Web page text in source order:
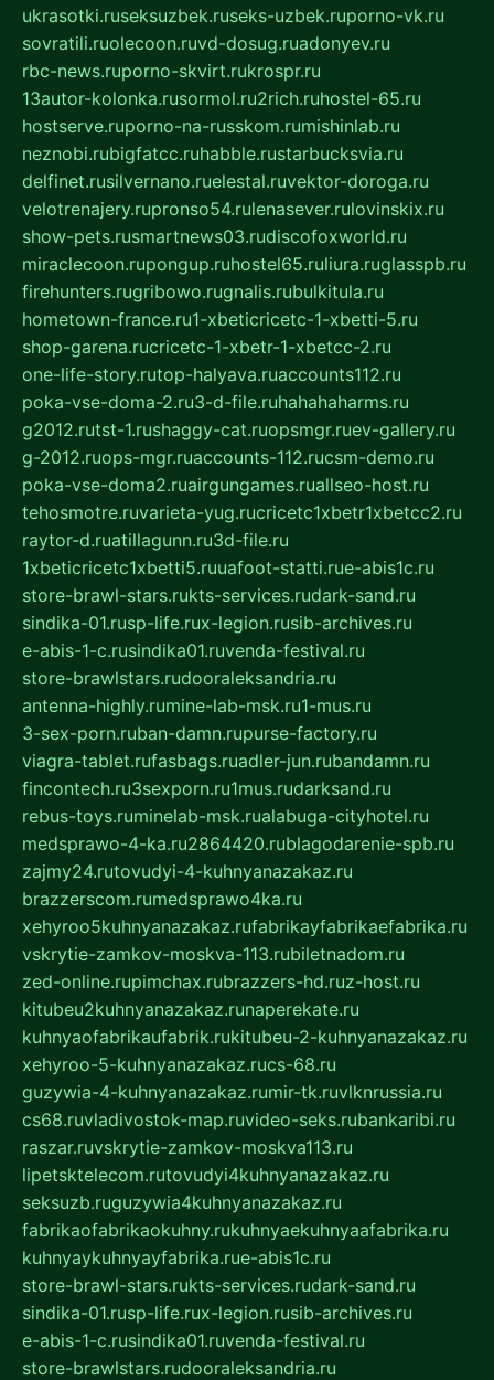
ukrasotki.ruseksuzbek.ruseks-uzbek.ruporno-vk.ru
sovratili.ruolecoon.ruvd-dosug.ruadonyev.ru
rbc-news.ruporno-skvirt.rukrospr.ru
13autor-kolonka.rusormol.ru2rich.ruhostel-65.ru
hostserve.ruporno-na-russkom.rumishinlab.ru
neznobi.rubigfatcc.ruhabble.rustarbucksvia.ru
delfinet.rusilvernano.ruelestal.ruvektor-doroga.ru
velotrenajery.rupronso54.rulenasever.rulovinskix.ru
show-pets.rusmartnews03.rudiscofoxworld.ru
miraclecoon.rupongup.ruhostel65.ruliura.ruglasspb.ru
firehunters.rugribowo.rugnalis.rubulkitula.ru
hometown-france.ru1-xbeticricetc-1-xbetti-5.ru
shop-garena.rucricetc-1-xbetr-1-xbetcc-2.ru
one-life-story.rutop-halyava.ruaccounts112.ru
poka-vse-doma-2.ru3-d-file.ruhahahaharms.ru
g2012.rutst-1.rushaggy-cat.ruopsmgr.ruev-gallery.ru
g-2012.ruops-mgr.ruaccounts-112.rucsm-demo.ru
poka-vse-doma2.ruairgungames.ruallseo-host.ru
tehosmotre.ruvarieta-yug.rucricetc1xbetr1xbetcc2.ru
raytor-d.ruatillagunn.ru3d-file.ru
1xbeticricetc1xbetti5.ruuafoot-statti.rue-abis1c.ru
store-brawl-stars.rukts-services.rudark-sand.ru
sindika-01.rusp-life.rux-legion.rusib-archives.ru
e-abis-1-c.rusindika01.ruvenda-festival.ru
store-brawlstars.rudooraleksandria.ru
antenna-highly.rumine-lab-msk.ru1-mus.ru
3-sex-porn.ruban-damn.rupurse-factory.ru
viagra-tablet.rufasbags.ruadler-jun.rubandamn.ru
fincontech.ru3sexporn.ru1mus.rudarksand.ru
rebus-toys.ruminelab-msk.rualabuga-cityhotel.ru
medsprawo-4-ka.ru2864420.rublagodarenie-spb.ru
zajmy24.rutovudyi-4-kuhnyanazakaz.ru
brazzerscom.rumedsprawo4ka.ru
xehyroo5kuhnyanazakaz.rufabrikayfabrikaefabrika.ru
vskrytie-zamkov-moskva-113.rubiletnadom.ru
zed-online.rupimchax.rubrazzers-hd.ruz-host.ru
kitubeu2kuhnyanazakaz.runaperekate.ru
kuhnyaofabrikaufabrik.rukitubeu-2-kuhnyanazakaz.ru
xehyroo-5-kuhnyanazakaz.rucs-68.ru
guzywia-4-kuhnyanazakaz.rumir-tk.ruvlknrussia.ru
cs68.ruvladivostok-map.ruvideo-seks.rubankaribi.ru
raszar.ruvskrytie-zamkov-moskva113.ru
lipetsktelecom.rutovudyi4kuhnyanazakaz.ru
seksuzb.ruguzywia4kuhnyanazakaz.ru
fabrikaofabrikaokuhny.rukuhnyaekuhnyaafabrika.ru
kuhnyaykuhnyayfabrika.rue-abis1c.ru
store-brawl-stars.rukts-services.rudark-sand.ru
sindika-01.rusp-life.rux-legion.rusib-archives.ru
e-abis-1-c.rusindika01.ruvenda-festival.ru
store-brawlstars.rudooraleksandria.ru